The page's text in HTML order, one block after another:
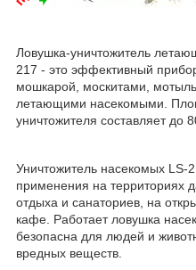
Ловушка-уничтожитель
217 - это эффективный
мошкарой, москитами,
летающими насекомыми.
уничтожителя составляет до
Уничтожитель насекомых LS-
применения на территориях
отдыха и санаториев, на
кафе. Работает ловушка
безопасна для людей и
вредных веществ.